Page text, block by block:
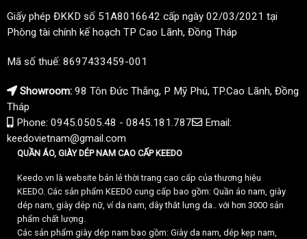
Giấy phép ĐKKD số 51A8016642 cấp ngày 02/03/2021 tại
Phòng tài chính kế hoạch TP Cao Lãnh, Đồng Tháp
Mã số thuế: 8697433459-001
Showroom: 98 Tôn Đức Thắng, P Mỹ Phú, TP.Cao Lãnh, Đồng
Tháp
Phone: 0945.0505.48 - 0845.181.787
Email:
keedovietnam@gmail.com
QUẦN ÁO, GIÀY DÉP NAM CAO CẤP KEEDO
Keedo.vn là website bán lẻ thời trang cao cấp của thương hiệu
KEEDO. Các sản phẩm KEEDO cung cấp bao gồm: Quần áo nam, giày
dép nam, giày dép nữ, ví da nam, dây thắt lưng da.. với hơn 3000 sản
phẩm chất lượng.
Các sản phẩm giày dép nam bao gồm: Giày da nam, dép kẹp nam,